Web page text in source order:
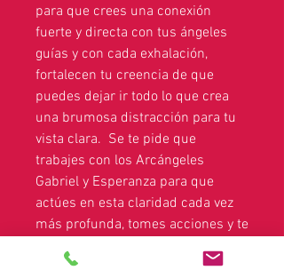
para que crees una conexión
fuerte y directa con tus ángeles
guías y con cada exhalación,
fortalecen tu creencia de que
puedes dejar ir todo lo que crea
una brumosa distracción para tu
vista clara. Se te pide que
trabajes con los Arcángeles
Gabriel y Esperanza para que
actúes en esta claridad cada vez
más profunda, tomes acciones y te
sientas bien con ellos; para que
puedas manifestar tu Abundancia